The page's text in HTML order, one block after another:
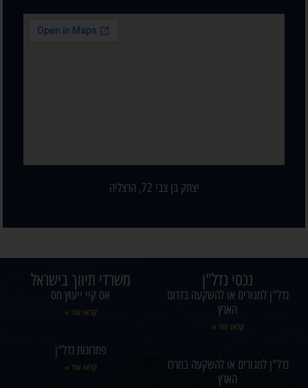
יצחק בן צבי 72, הרצליה
נכסי נדל"ן
נדל"ן למגורים או להשקעה בדרום
הארץ
קראו עוד »
נדל"ן למגורים או להשקעה במרכז
הארץ
משרדי תיווך בישראל
אס קיי ייעוץ מס
קראו עוד »
פתרונות נדל"ן
קראו עוד »